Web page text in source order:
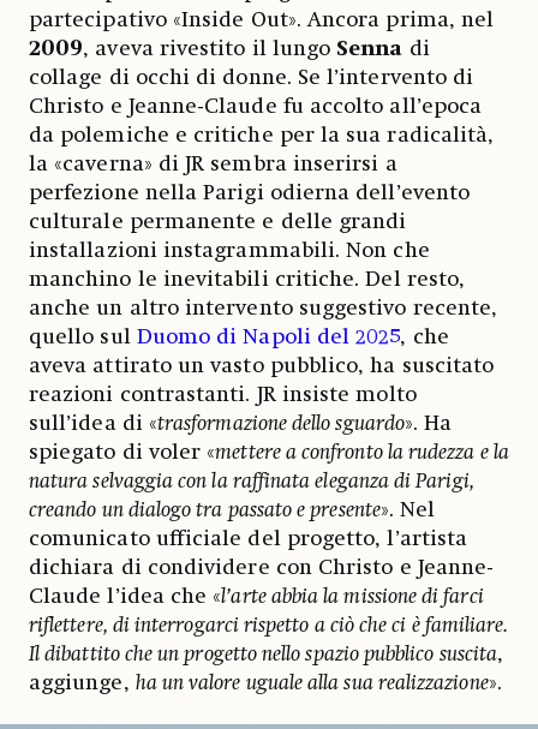
partecipativo «Inside Out». Ancora prima, nel
2009, aveva rivestito il lungo Senna di
collage di occhi di donne. Se l’intervento di
Christo e Jeanne-Claude fu accolto all’epoca
da polemiche e critiche per la sua radicalità,
la «caverna» di JR sembra inserirsi a
perfezione nella Parigi odierna dell’evento
culturale permanente e delle grandi
installazioni instagrammabili. Non che
manchino le inevitabili critiche. Del resto,
anche un altro intervento suggestivo recente,
quello sul Duomo di Napoli del 2025, che
aveva attirato un vasto pubblico, ha suscitato
reazioni contrastanti. JR insiste molto
sull’idea di «trasformazione dello sguardo». Ha
spiegato di voler «mettere a confronto la rudezza e la
natura selvaggia con la raffinata eleganza di Parigi,
creando un dialogo tra passato e presente». Nel
comunicato ufficiale del progetto, l’artista
dichiara di condividere con Christo e Jeanne-
Claude l’idea che «l’arte abbia la missione di farci
riflettere, di interrogarci rispetto a ciò che ci è familiare.
Il dibattito che un progetto nello spazio pubblico suscita,
aggiunge, ha un valore uguale alla sua realizzazione».